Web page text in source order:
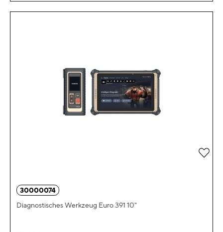
30000074
Diagnostisches Werkzeug Euro 391 10"
Zur